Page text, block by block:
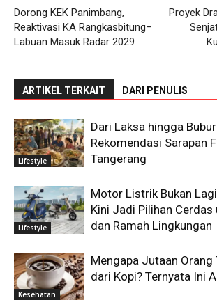
Dorong KEK Panimbang,
Reaktivasi KA Rangkasbitung–
Labuan Masuk Radar 2029
Proyek
ARTIKEL TERKAIT DARI PENULIS
Lifestyle
Dari Laksa hingga
Rekomendasi Sarapan
Tangerang
Lifestyle
Motor Listrik Bukan
Kini Jadi Pilihan
dan Ramah Lingkungan
Kesehatan
Mengapa Jutaan Orang
dari Kopi? Ternyata Ini